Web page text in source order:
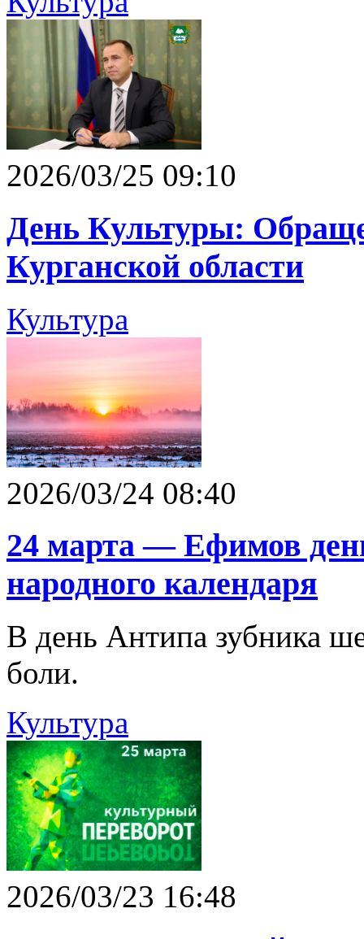
2026/03/25 09:10
День Культуры:
Курганской области
Культура
2026/03/24 08:40
24 марта — Ефимов
народного календаря
В день Антипа зубника
боли.
Культура
2026/03/23 16:48